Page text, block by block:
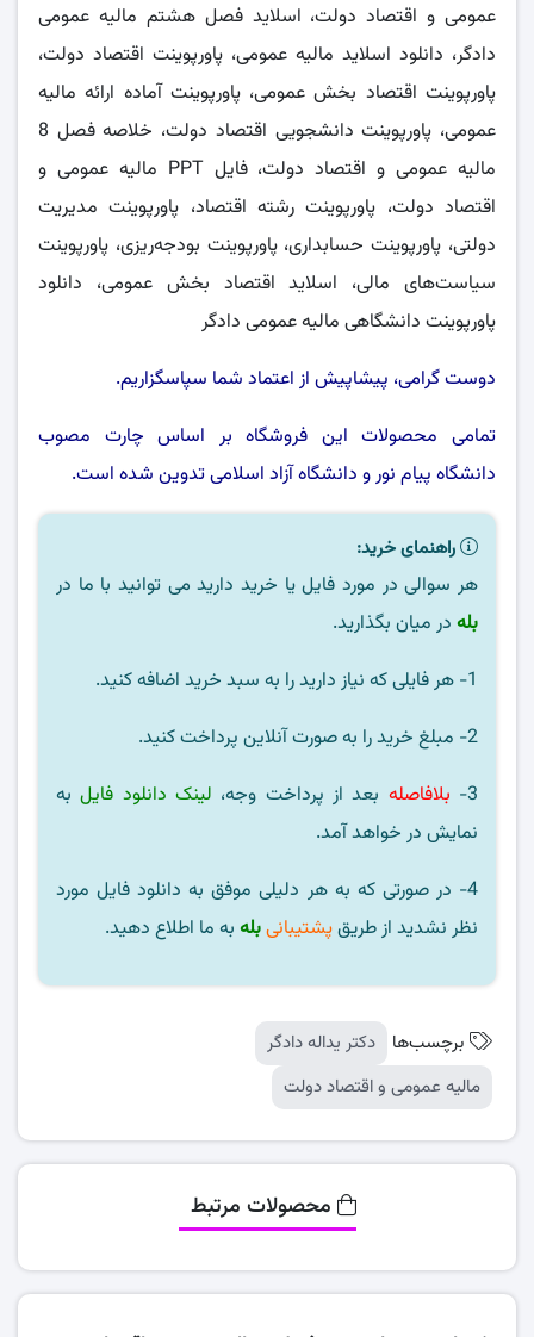
عمومی و اقتصاد دولت، اسلاید فصل هشتم مالیه عمومی
دادگر، دانلود اسلاید مالیه عمومی، پاورپوینت اقتصاد دولت،
پاورپوینت اقتصاد بخش عمومی، پاورپوینت آماده ارائه مالیه
عمومی، پاورپوینت دانشجویی اقتصاد دولت، خلاصه فصل 8
مالیه عمومی و اقتصاد دولت، فایل PPT مالیه عمومی و
اقتصاد دولت، پاورپوینت رشته اقتصاد، پاورپوینت مدیریت
دولتی، پاورپوینت حسابداری، پاورپوینت بودجه‌ریزی، پاورپوینت
سیاست‌های مالی، اسلاید اقتصاد بخش عمومی، دانلود
پاورپوینت دانشگاهی مالیه عمومی دادگر
دوست گرامی، پیشاپیش از اعتماد شما سپاسگزاریم.
تمامی محصولات این فروشگاه بر اساس چارت مصوب
دانشگاه پیام نورو دانشگاه آزاد اسلامیتدوین شده است.
راهنمای خرید:
هر سوالی در مورد فایل یا خرید دارید می توانید با ما در
بله در میان بگذارید.
1- هر فایلی که نیاز دارید را به سبد خرید اضافه کنید.
2- مبلغ خرید را به صورت آنلاین پرداخت کنید.
3-
بلافاصله بعد از پرداخت وجه، لینک دانلود فایلبه
نمایش در خواهد آمد.
4- در صورتی که به هر دلیلی موفق به دانلود فایل مورد
نظر نشدید از طریقپشتیبانیبله به ما اطلاع دهید.
برچسب‌ها
دکتر یداله دادگر
مالیه عمومی و اقتصاد دولت
محصولات مرتبط